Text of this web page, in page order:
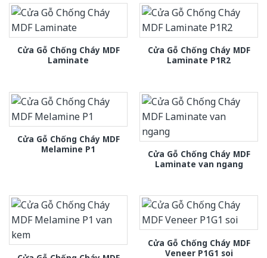
Cửa Gỗ Chống Cháy MDF
Laminate
Cửa Gỗ Chống Cháy MDF
Laminate P1R2
Cửa Gỗ Chống Cháy MDF
Melamine P1
Cửa Gỗ Chống Cháy MDF
Laminate van ngang
Cửa Gỗ Chống Cháy MDF
Veneer P1G1 soi